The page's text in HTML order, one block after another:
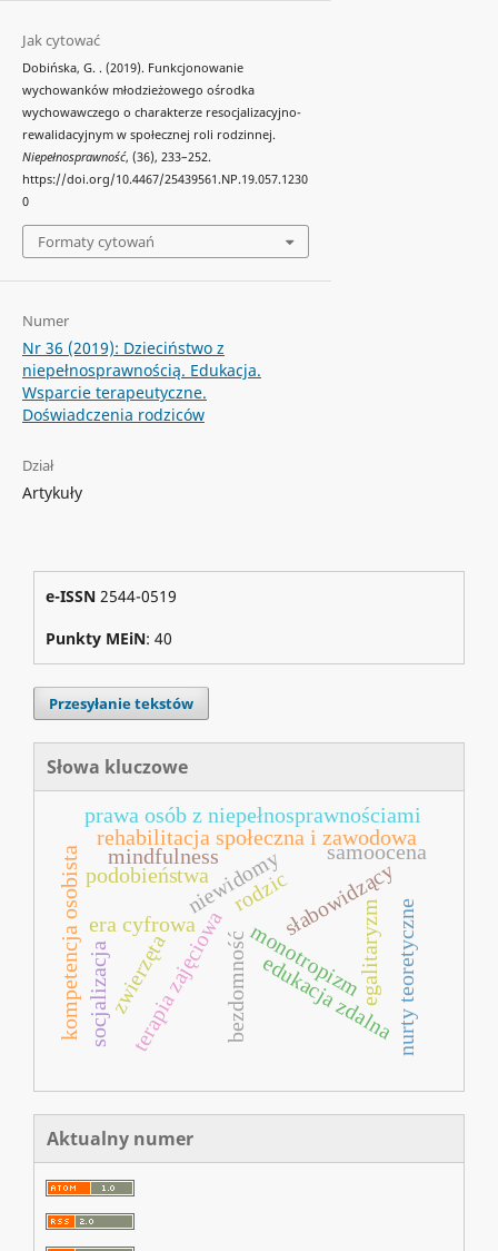
Jak cytować
Dobińska, G. . (2019). Funkcjonowanie
wychowanków młodzieżowego ośrodka
wychowawczego o charakterze resocjalizacyjno-
rewalidacyjnym w społecznej roli rodzinnej.
Niepełnosprawność, (36), 233–252.
https://doi.org/10.4467/25439561.NP.19.057.1230
0
Formaty cytowań
Numer
Nr 36 (2019): Dzieciństwo z
niepełnosprawnością. Edukacja.
Wsparcie terapeutyczne.
Doświadczenia rodziców
Dział
Artykuły
e-ISSN 2544-0519
Punkty MEiN: 40
Przesyłanie tekstów
Słowa kluczowe
bezdomność
niewidomy
monotropizm
rehabilitacja społeczna i zawodowa
terapia zajęciowa
podobieństwa słabowidzący
era cyfrowa
edukacja zdalna
prawa osób z niepełnosprawnościami
rodzic
nurty teoretyczne
zwierzęta
kompetencja osobista egalitaryzm
mindfulness samoocena
socjalizacja
Aktualny numer